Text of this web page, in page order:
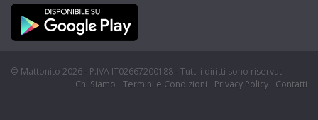
© Mattonito 2026 - P.IVA IT02667200188 - Tutti i diritti sono riservati
Chi Siamo
Termini e Condizioni Privacy Policy Contatti